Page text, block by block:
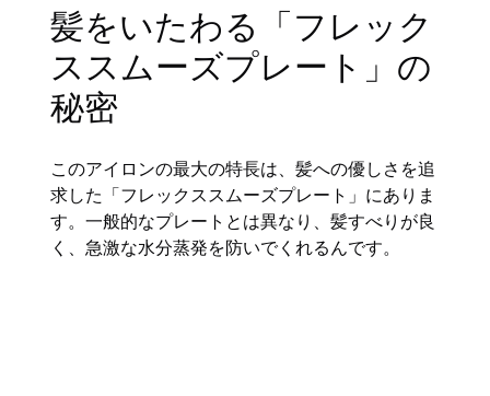
髪をいたわる「フレック
ススムーズプレート」の
秘密
このアイロンの最大の特長は、髪への優しさを追
求した「フレックススムーズプレート」にありま
す。一般的なプレートとは異なり、髪すべりが良
く、急激な水分蒸発を防いでくれるんです。